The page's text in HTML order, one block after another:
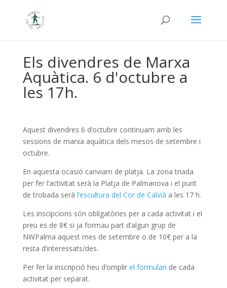
Els divendres de Marxa
Aquàtica. 6 d'octubre a
les 17h.
Aquest divendres 6 d’octubre continuam amb les
sessions de marxa aquàtica dels mesos de setembre i
octubre.
En aquesta ocasió canviam de platja. La zona triada
per fer l’activitat serà la Platja de Palmanova i el punt
de trobada serà l’escultura del Cor de Calvià a les 17 h.
Les inscipcions són obligatòries per a cada activitat i el
preu es de 8€ si ja formau part d’algun grup de
NWPalma aquest mes de setembre o de 10€ per a la
resta d’interessats/des.
Per fer la inscripció heu d’omplir el formulari de cada
activitat per separat.